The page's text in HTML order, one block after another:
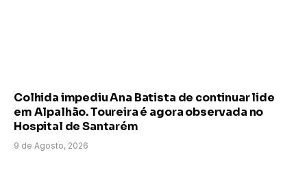
Colhida impediu Ana Batista de continuar lide
em Alpalhão. Toureira é agora observada no
Hospital de Santarém
9 de Agosto, 2026